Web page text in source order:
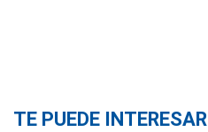
TE PUEDE INTERESAR